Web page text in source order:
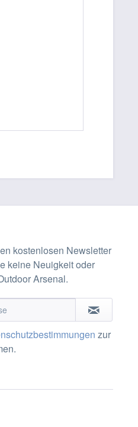
kostenlosen Newsletter
keine Neuigkeit oder
Arsenal.
zur